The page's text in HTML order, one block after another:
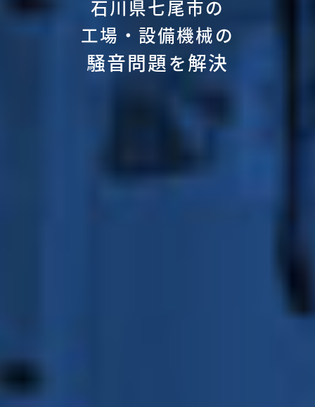
石川県七尾市の
工場・設備機械の
騒音問題を解決